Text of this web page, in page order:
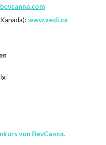
www.sedi.ca
von BevCanna.